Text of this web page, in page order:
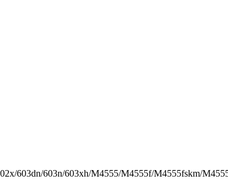
603dn/603n/603xh/M4555/M4555f/M4555fskm/